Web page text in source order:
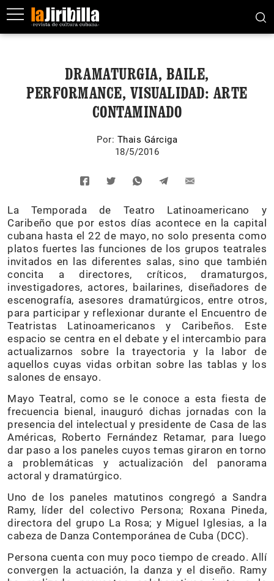
DRAMATURGIA, BAILE,
PERFORMANCE, VISUALIDAD: ARTE
CONTAMINADO
Por: Thais Gárciga
18/5/2016
La Temporada de Teatro Latinoamericano y
Caribeño que por estos días acontece en la capital
cubana hasta el 22 de mayo, no solo presenta como
platos fuertes las funciones de los grupos teatrales
invitados en las diferentes salas, sino que también
concita a directores, críticos, dramaturgos,
investigadores, actores, bailarines, diseñadores de
escenografía, asesores dramatúrgicos, entre otros,
para participar y reflexionar durante el Encuentro de
Teatristas Latinoamericanos y Caribeños. Este
espacio se centra en el debate y el intercambio para
actualizarnos sobre la trayectoria y la labor de
aquellos cuyas vidas orbitan sobre las tablas y los
salones de ensayo.
Mayo Teatral, como se le conoce a esta fiesta de
frecuencia bienal, inauguró dichas jornadas con la
presencia del intelectual y presidente de Casa de las
Américas, Roberto Fernández Retamar, para luego
dar paso a los paneles cuyos temas giraron en torno
a problemáticas y actualización del panorama
actoral y dramatúrgico.
Uno de los paneles matutinos congregó a Sandra
Ramy, líder del colectivo Persona; Roxana Pineda,
directora del grupo La Rosa; y Miguel Iglesias, a la
cabeza de Danza Contemporánea de Cuba (DCC).
Persona cuenta con muy poco tiempo de creado. Allí
convergen la actuación, la danza y el diseño. Ramy